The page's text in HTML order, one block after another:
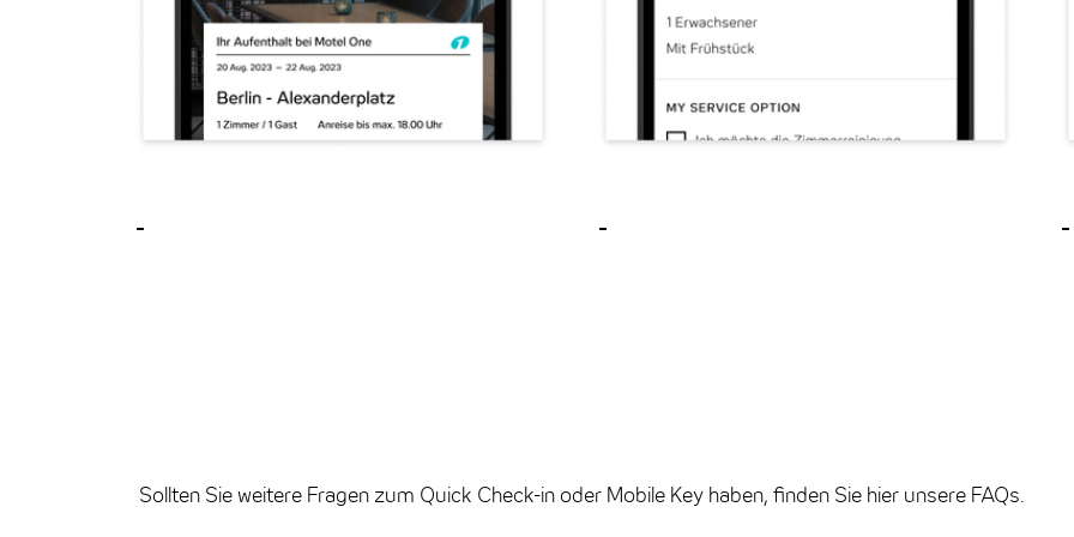
- - -
Sollten Sie weitere Fragen zum Quick Check-in oder Mobile Key haben, finden Sie hier unsere FAQs.